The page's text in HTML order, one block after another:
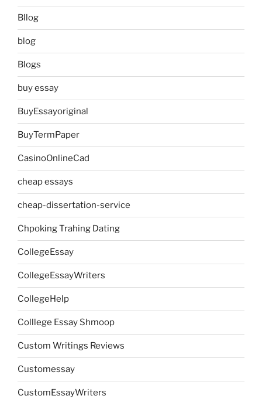
Bllog
blog
Blogs
buy essay
BuyEssayoriginal
BuyTermPaper
CasinoOnlineCad
cheap essays
cheap-dissertation-service
Chpoking Trahing Dating
CollegeEssay
CollegeEssayWriters
CollegeHelp
Colllege Essay Shmoop
Custom Writings Reviews
Customessay
CustomEssayWriters